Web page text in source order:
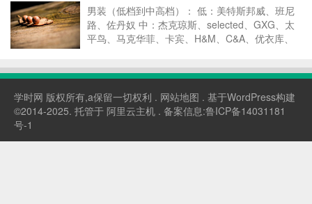
男装（低档到中高档）： 低：美特斯邦威、班尼
路、佐丹奴 中：杰克琼斯、selected、GXG、太
平鸟、马克华菲、卡宾、H&M、C&A、优衣库、
CKJ、AJ、EA、LEE、LEVIS、G-star、NAU...
学时网 版权所有,a保留一切权利 . 网站地图 . 基于WordPress构建
©2014-2025. 托管于 阿里云主机 . 备案信息:鲁ICP备14031181
号-1